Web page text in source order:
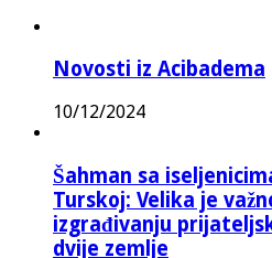
Novosti iz Acibadema
10/12/2024
Šahman sa
Turskoj: Velika je
izgrađivanju
dvije zemlje